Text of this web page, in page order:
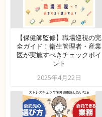
【保健師監修】職場巡視の完
全ガイド！衛生管理者・産業
医が実施すべきチェックポイ
ント
2025年4月22日